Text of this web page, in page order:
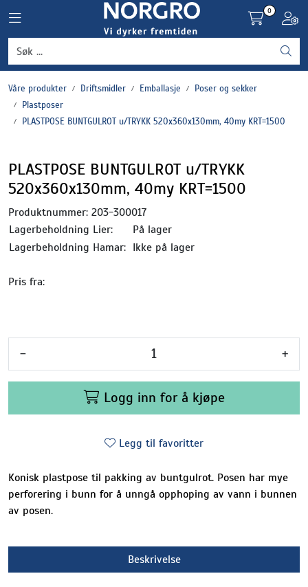
Toggle navigation
0
Våre produkter Driftsmidler Emballasje
Poser og sekker
Plastposer
PLASTPOSE BUNTGULROT u/TRYKK 520x360x130mm, 40my KRT=1500
PLASTPOSE BUNTGULROT u/TRYKK
520x360x130mm, 40my KRT=1500
Produktnummer: 203-300017
Lagerbeholdning Lier:
På lager
Lagerbeholdning Hamar: Ikke på lager
Pris fra:
- +
Logg inn for å kjøpe
Legg til favoritter
Konisk plastpose til pakking av buntgulrot. Posen har mye
perforering i bunn for å unngå opphoping av vann i bunnen
av posen.
Beskrivelse
Grønnsaker
Settepotet og setteløk
Plantevern og nyttedyr
Blomster, potter og brett
Driftsmidler